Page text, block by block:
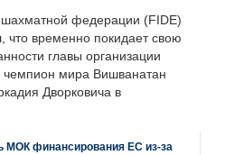
федерации (FIDE)
что временно покидает свою
главы организации
чемпион мира Вишванатан
Дворковича в
МОК финансирования ЕС из-за